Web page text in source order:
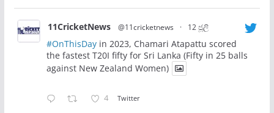
11CricketNews @11cricketnews · 12 ජූලි
#OnThisDayin 2023, Chamari Atapattu scored
the fastest T20I fifty for Sri Lanka (Fifty in 25 balls
against New Zealand Women)
4 Twitter